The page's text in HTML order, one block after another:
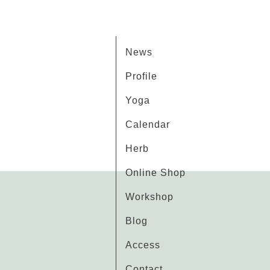
News
Profile
Yoga
Calendar
Herb
Online Shop
Workshop
Blog
Access